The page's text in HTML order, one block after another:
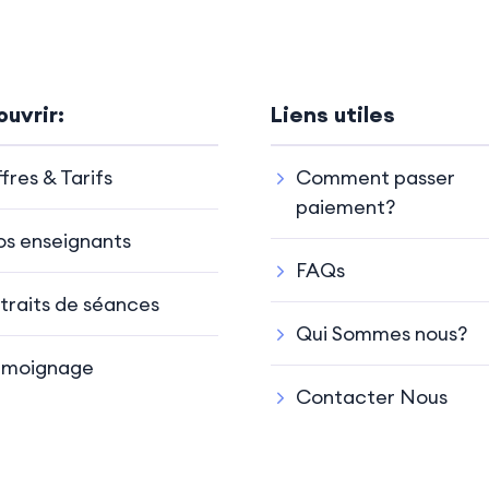
& Tarifs
enseignants
de séances
Liens utiles
Comment passer
paiement?
FAQs
Qui Sommes nous?
Contacter Nous